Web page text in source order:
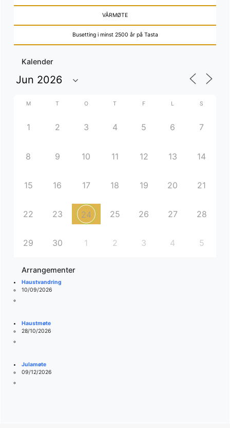
VÅRMØTE
Busetting i minst 2500 år på Tasta
Kalender
M T O T F L S
1 2 3 4 5 6 7
8 9 10 11 12 13 14
15 16 17 18 19 20 21
22 23 24 25 26 27 28
29 30 1 2 3 4 5
Arrangementer
Haustvandring
10/09/2026
Haustmøte
28/10/2026
Julamøte
09/12/2026